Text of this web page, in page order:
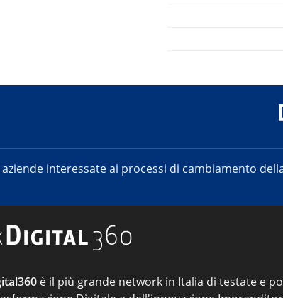
interessate ai processi di cambiamento
è il più grande network in Italia di testate e